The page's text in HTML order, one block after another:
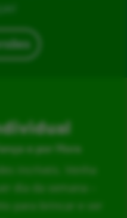
e por Hora
incríveis. Venha
dia da semana –
para brincar e ser